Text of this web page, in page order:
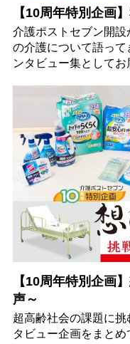
【10周年特別企画
介護ポストセブン開
の介護について語っ
ンタビュー集としてお
【10周年特別企画
声～
超高齢社会の課題に
タビュー企画をまとめ